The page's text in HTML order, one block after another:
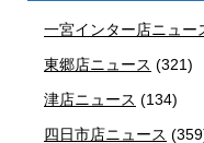
一宮インター店ニュー
東郷店ニュース (321)
津店ニュース (134)
四日市店ニュース